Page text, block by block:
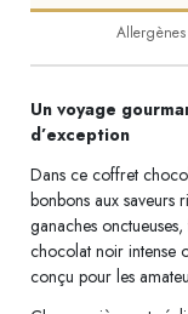
Allergènes
Un voyage
d’exception
Dans ce coffret
bonbons aux saveurs
ganaches
chocolat noir intense
conçu pour les